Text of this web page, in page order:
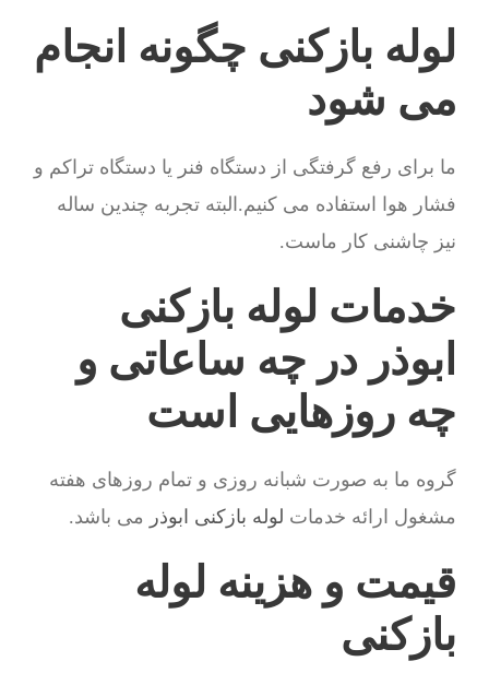
لوله بازکنی چگونه انجام
می شود
ما برای رفع گرفتگی از دستگاه فنر یا دستگاه تراکم و
فشار هوا استفاده می کنیم.البته تجربه چندین ساله
نیز چاشنی کار ماست.
خدمات لوله بازکنی
ابوذر در چه ساعاتی و
چه روزهایی است
گروه ما به صورت شبانه روزی و تمام روزهای هفته
مشغول ارائه خدمات لوله بازکنی ابوذر می باشد.
قیمت و هزینه لوله
بازکنی